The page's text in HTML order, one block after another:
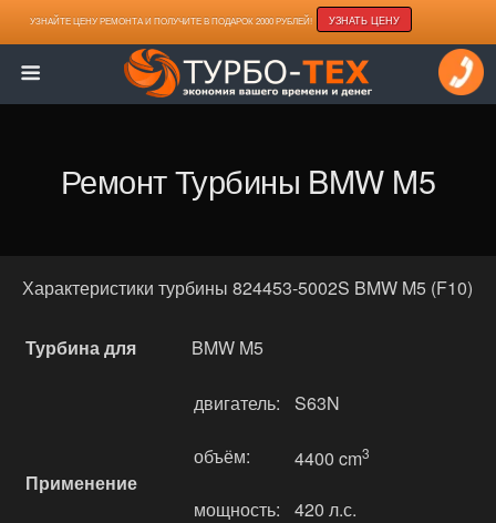
УЗНАЙТЕ ЦЕНУ РЕМОНТА И ПОЛУЧИТЕ В ПОДАРОК 2000 РУБЛЕЙ! УЗНАТЬ ЦЕНУ
Ремонт Турбины BMW M5
Характеристики турбины 824453-5002S BMW M5 (F10)
Турбина для BMW M5
Применение
двигатель: S63N
объём: 4400 cm3
мощность: 420 л.с.